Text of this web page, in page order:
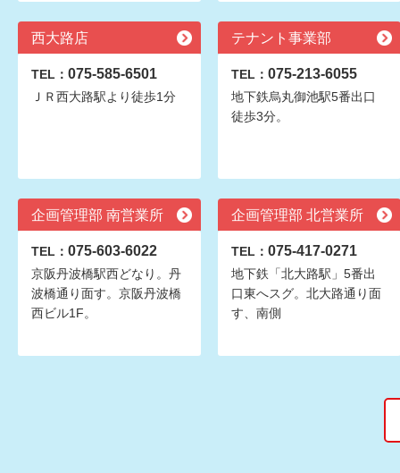
西大路店
TEL： 075-585-6501
ＪＲ西大路駅より徒歩1分
テナント事業部
TEL： 075-213-6055
地下鉄烏丸御池駅5番出口
徒歩3分。
企画管理部 南営業所
TEL： 075-603-6022
京阪丹波橋駅西どなり。丹
波橋通り面す。京阪丹波橋
西ビル1F。
企画管理部 北営業所
TEL： 075-417-0271
地下鉄「北大路駅」5番出
口東へスグ。北大路通り面
す、南側